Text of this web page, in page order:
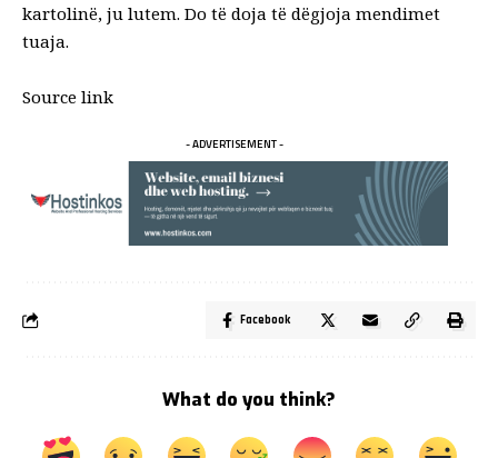
kartolinë, ju lutem. Do të doja të dëgjoja mendimet
tuaja.
Source link
- ADVERTISEMENT -
Facebook
What do you think?